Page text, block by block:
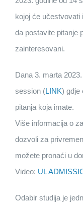
kojoj će učestvovati
da postavite pitanje
zainteresovani.
Dana 3. marta
session (LINK) gdje
pitanja koja imate.
Više informacija o
dozvoli za
možete pronaći u
Video: UL
Odabir studija je